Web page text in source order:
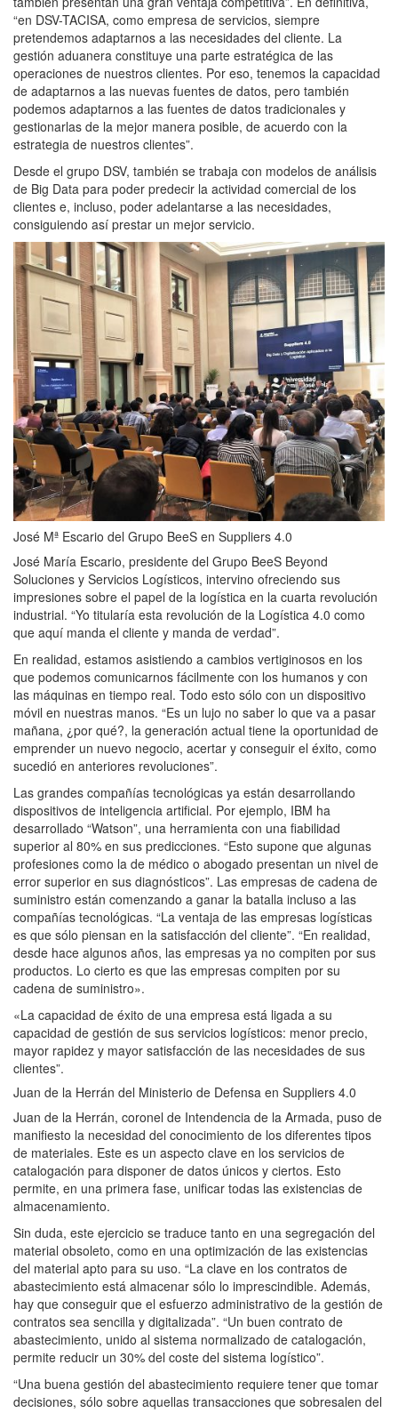
“en DSV-TACISA, como empresa de servicios, siempre
pretendemos adaptarnos a las necesidades del cliente. La
gestión aduanera constituye una parte estratégica de las
operaciones de nuestros clientes. Por eso, tenemos la capacidad
de adaptarnos a las nuevas fuentes de datos, pero también
podemos adaptarnos a las fuentes de datos tradicionales y
gestionarlas de la mejor manera posible, de acuerdo con la
estrategia de nuestros clientes”.
Desde el grupo DSV, también se trabaja con modelos de análisis
de Big Data para poder predecir la actividad comercial de los
clientes e, incluso, poder adelantarse a las necesidades,
consiguiendo así prestar un mejor servicio.
José Mª Escario del Grupo BeeS en Suppliers 4.0
José María Escario, presidente del Grupo BeeS Beyond
Soluciones y Servicios Logísticos, intervino ofreciendo sus
impresiones sobre el papel de la logística en la cuarta revolución
industrial. “Yo titularía esta revolución de la Logística 4.0 como
que aquí manda el cliente y manda de verdad”.
En realidad, estamos asistiendo a cambios vertiginosos en los
que podemos comunicarnos fácilmente con los humanos y con
las máquinas en tiempo real. Todo esto sólo con un dispositivo
móvil en nuestras manos. “Es un lujo no saber lo que va a pasar
mañana, ¿por qué?, la generación actual tiene la oportunidad de
emprender un nuevo negocio, acertar y conseguir el éxito, como
sucedió en anteriores revoluciones”.
Las grandes compañías tecnológicas ya están desarrollando
dispositivos de inteligencia artificial. Por ejemplo, IBM ha
desarrollado “Watson”, una herramienta con una fiabilidad
superior al 80% en sus predicciones. “Esto supone que algunas
profesiones como la de médico o abogado presentan un nivel de
error superior en sus diagnósticos”. Las empresas de cadena de
suministro están comenzando a ganar la batalla incluso a las
compañías tecnológicas. “La ventaja de las empresas logísticas
es que sólo piensan en la satisfacción del cliente”. “En realidad,
desde hace algunos años, las empresas ya no compiten por sus
productos. Lo cierto es que las empresas compiten por su
cadena de suministro».
«La capacidad de éxito de una empresa está ligada a su
capacidad de gestión de sus servicios logísticos: menor precio,
mayor rapidez y mayor satisfacción de las necesidades de sus
clientes”.
Juan de la Herrán del Ministerio de Defensa en Suppliers 4.0
Juan de la Herrán, coronel de Intendencia de la Armada, puso de
manifiesto la necesidad del conocimiento de los diferentes tipos
de materiales. Este es un aspecto clave en los servicios de
catalogación para disponer de datos únicos y ciertos. Esto
permite, en una primera fase, unificar todas las existencias de
almacenamiento.
Sin duda, este ejercicio se traduce tanto en una segregación del
material obsoleto, como en una optimización de las existencias
del material apto para su uso. “La clave en los contratos de
abastecimiento está almacenar sólo lo imprescindible. Además,
hay que conseguir que el esfuerzo administrativo de la gestión de
contratos sea sencilla y digitalizada”. “Un buen contrato de
abastecimiento, unido al sistema normalizado de catalogación,
permite reducir un 30% del coste del sistema logístico”.
“Una buena gestión del abastecimiento requiere tener que tomar
decisiones, sólo sobre aquellas transacciones que sobresalen del